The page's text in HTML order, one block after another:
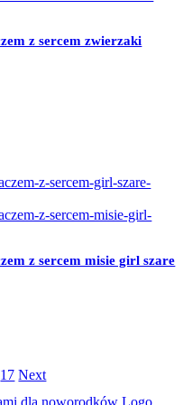
z sercem zwierzaki
z sercem misie girl szare
17 Next